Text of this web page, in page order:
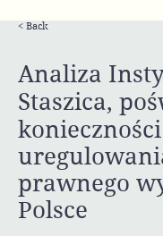
< Back
Analiza
Staszica,
konieczności
prawnego
Polsce